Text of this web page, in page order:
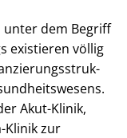
dem Begriff
existieren völlig
Akut-Klinik,
Klinik zur